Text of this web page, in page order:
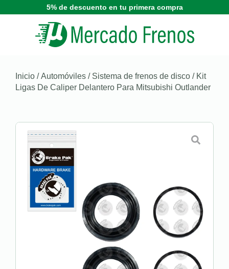
5% de descuento en tu primera compra
Inicio /Automóviles / Sistema de frenos de disco / Kit
Ligas De Caliper Delantero Para Mitsubishi Outlander